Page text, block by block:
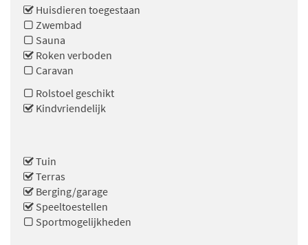
Huisdieren toegestaan
Zwembad
Sauna
Roken verboden
Caravan
Rolstoel geschikt
Kindvriendelijk
Tuin
Terras
Berging/garage
Speeltoestellen
Sportmogelijkheden